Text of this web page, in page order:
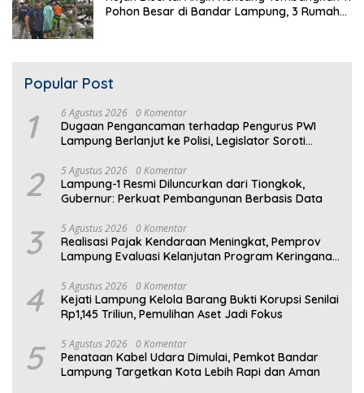
Pohon Besar di Bandar Lampung, 3 Rumah
Popular Post
1 6 Agustus 2026 0 Komentar
Dugaan Pengancaman terhadap Pengurus PWI
Lampung Berlanjut ke Polisi, Legislator Soroti
2 5 Agustus 2026 0 Komentar
Lampung-1 Resmi Diluncurkan dari Tiongkok,
Gubernur: Perkuat Pembangunan Berbasis Data
3 5 Agustus 2026 0 Komentar
Realisasi Pajak Kendaraan Meningkat, Pemprov
Lampung Evaluasi Kelanjutan Program Keringanan
4 5 Agustus 2026 0 Komentar
Kejati Lampung Kelola Barang Bukti Korupsi Senilai
Rp1,145 Triliun, Pemulihan Aset Jadi Fokus
5 5 Agustus 2026 0 Komentar
Penataan Kabel Udara Dimulai, Pemkot Bandar
Lampung Targetkan Kota Lebih Rapi dan Aman